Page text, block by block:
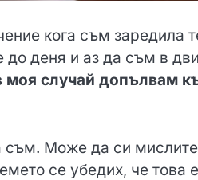
кога съм заредила
деня и аз да съм в
моя случай допълвам
съм. Може да си
се убедих, че това